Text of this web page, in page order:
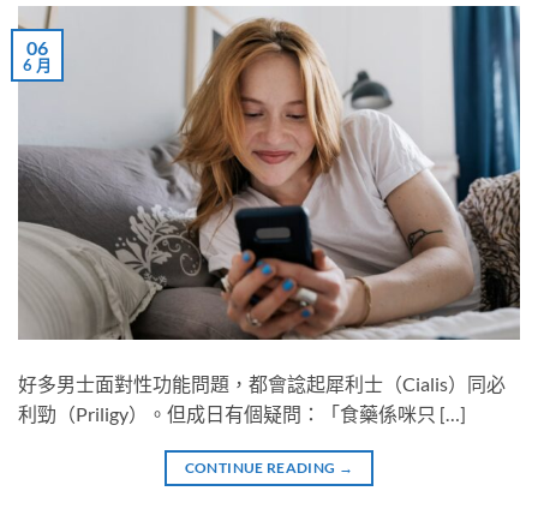
06
6 月
好多男士面對性功能問題，都會諗起犀利士（Cialis）同必
利勁（Priligy）。但成日有個疑問：「食藥係咪只 […]
CONTINUE READING →